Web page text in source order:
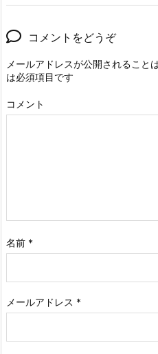
コメントをどうぞ
メールアドレスが公開されること
は必須項目です
コメント
名前 *
メールアドレス *